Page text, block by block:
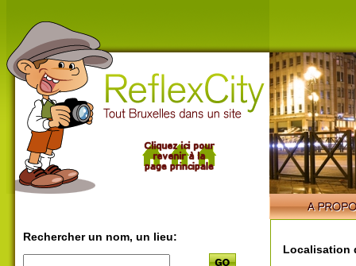
Rechercher un nom, un lieu:
Localisation